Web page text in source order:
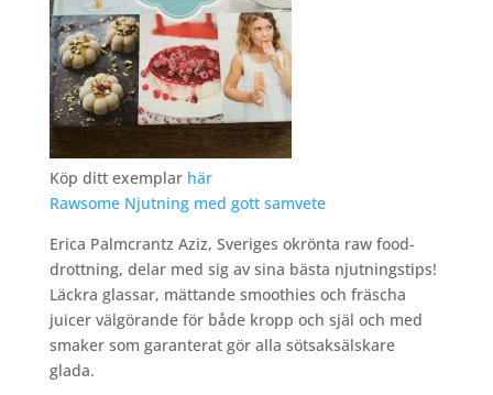
Köp ditt exemplar här
Rawsome Njutning med gott samvete
Erica Palmcrantz Aziz, Sveriges okrönta raw food-
drottning, delar med sig av sina bästa njutningstips!
Läckra glassar, mättande smoothies och fräscha
juicer välgörande för både kropp och själ och med
smaker som garanterat gör alla sötsaksälskare
glada.